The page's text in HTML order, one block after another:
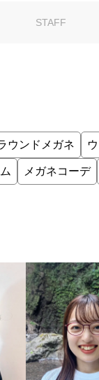
STAFF
ウンドメガネ
メガネコーデ